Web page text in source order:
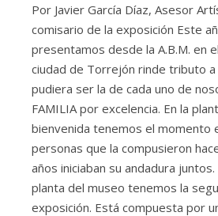
Por Javier García Díaz, Asesor
comisario de la exposición Este
presentamos desde la A.B.M. en
ciudad de Torrejón rinde tributo a
pudiera ser la de cada uno de
FAMILIA por excelencia. En la
bienvenida tenemos el momento
personas que la compusieron
años iniciaban su andadura
planta del museo tenemos la
exposición. Está compuesta por